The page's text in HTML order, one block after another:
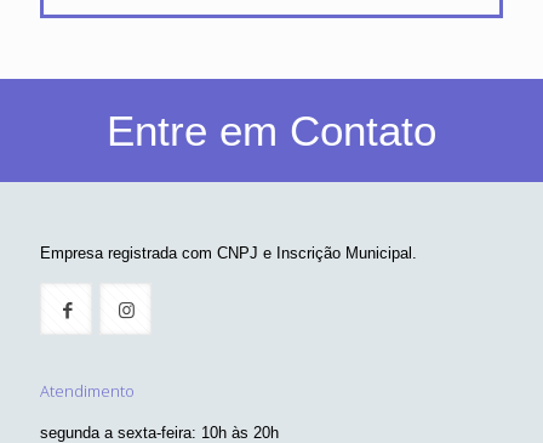
Entre em Contato
Empresa registrada com CNPJ e Inscrição Municipal.
Atendimento
segunda a sexta-feira: 10h às 20h